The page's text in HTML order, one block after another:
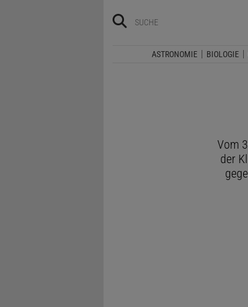
ASTRONOMIE BIOLOGIE
Vom
der